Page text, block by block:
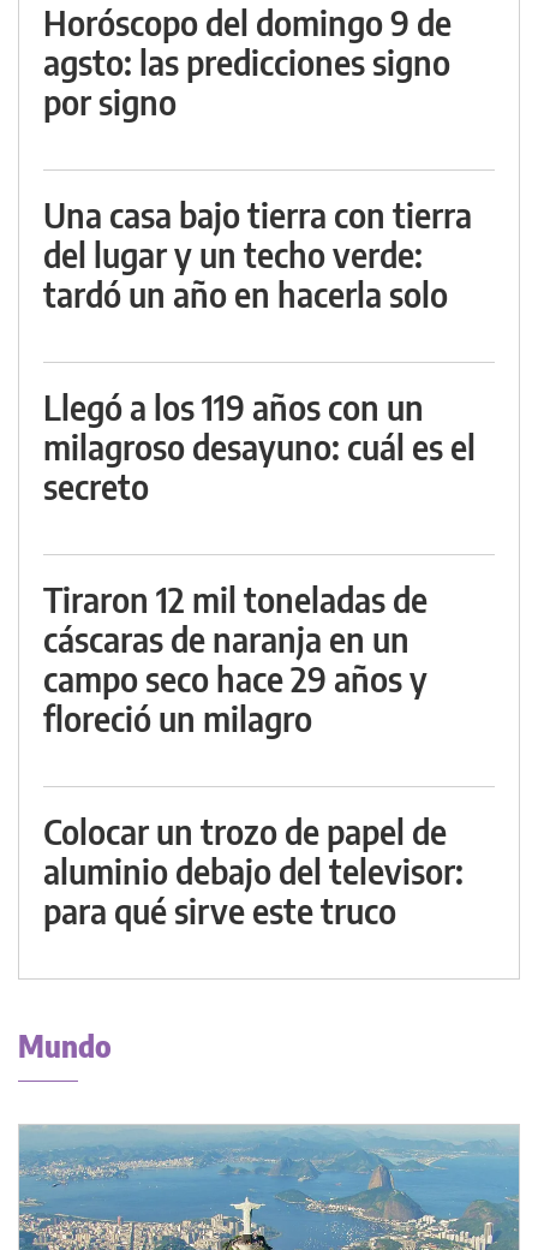
Horóscopo del domingo 9 de
agsto: las predicciones signo
por signo
Una casa bajo tierra con tierra
del lugar y un techo verde:
tardó un año en hacerla solo
Llegó a los 119 años con un
milagroso desayuno: cuál es el
secreto
Tiraron 12 mil toneladas de
cáscaras de naranja en un
campo seco hace 29 años y
floreció un milagro
Colocar un trozo de papel de
aluminio debajo del televisor:
para qué sirve este truco
Mundo